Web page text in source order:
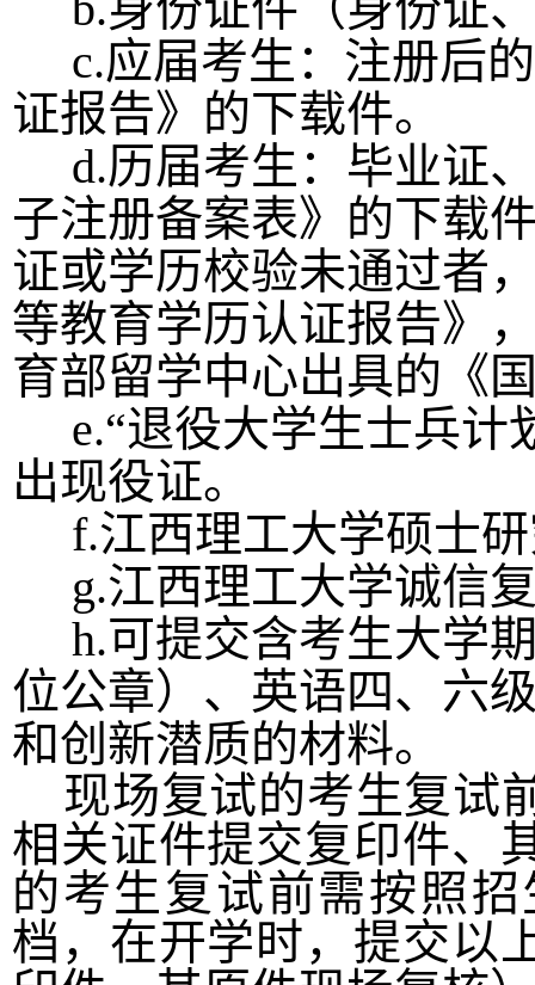
c.应届考生：注册后
证报告》的下载件。
d.历届考生：毕业证
子注册备案表》的下载
证或学历校验未通过者
等教育学历认证报告》
育部留学中心出具的《
e.“退役大学生士兵计
出现役证。
f.江西理工大学硕士
g.江西理工大学诚信
h.可提交含考生大学
位公章）、英语四、六
和创新潜质的材料。
现场复试的考生复试
相关证件提交复印件、
的考生复试前需按照
档，在开学时，提交以